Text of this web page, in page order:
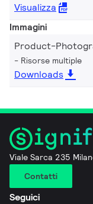
Visualizza
Immagini
Product-
Risorse multiple
Downloads
Viale Sarca 235
Contatti
Seguici